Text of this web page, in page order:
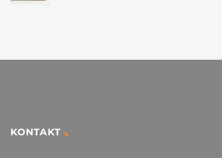
KONTAKT